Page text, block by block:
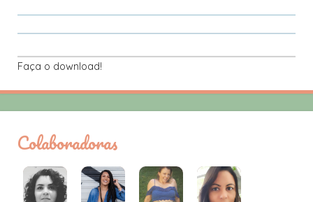
Faça o download!
Colaboradoras